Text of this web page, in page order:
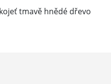
tmavě hnědé dřevo